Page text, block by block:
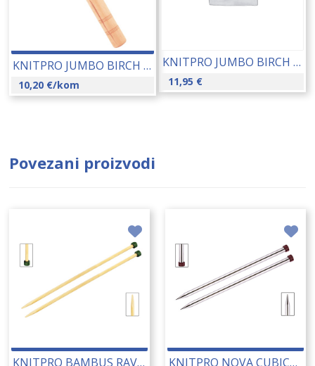
KNITPRO JUMBO BIRCH CROCHET KUKICA 18,00 MM (35711) 16361
10,20 €/kom
KNITPRO JUMBO BIRCH CROCHET HOOK 35 MM 16373
11,95 €
Povezani proizvodi
KNITPRO BAMBUS RAVNE IGLE 2.50 MM (22353) 14179 KNITPRO NOVA CUBICS RAVNE IGLE 5.00 MM (12299) 14198